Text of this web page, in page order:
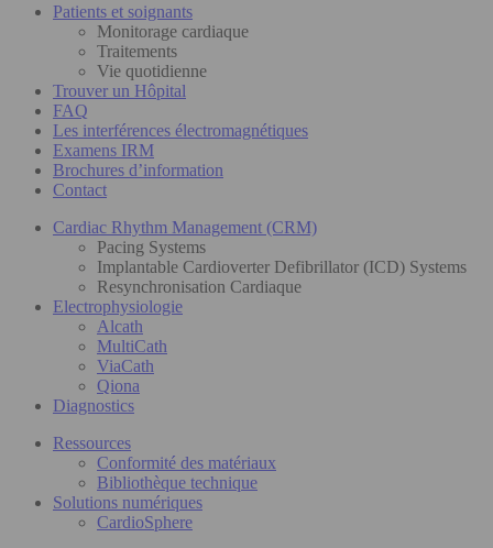
Patients et soignants
Monitorage cardiaque
Traitements
Vie quotidienne
Trouver un Hôpital
FAQ
Les interférences électromagnétiques
Examens IRM
Brochures d’information
Contact
Cardiac Rhythm Management (CRM)
Pacing Systems
Implantable Cardioverter Defibrillator (ICD) Systems
Resynchronisation Cardiaque
Electrophysiologie
Alcath
MultiCath
ViaCath
Qiona
Diagnostics
Ressources
Conformité des matériaux
Bibliothèque technique
Solutions numériques
CardioSphere